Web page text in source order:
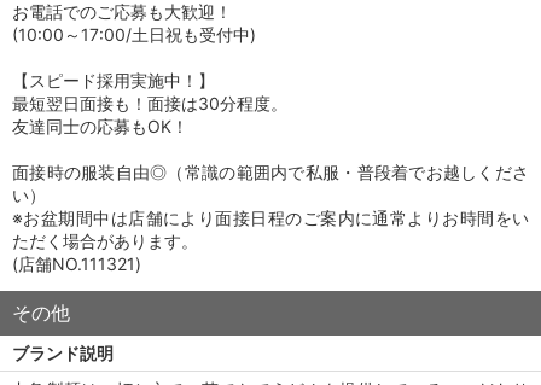
お電話でのご応募も大歓迎！
(10:00～17:00/土日祝も受付中)
【スピード採用実施中！】
最短翌日面接も！面接は30分程度。
友達同士の応募もOK！
面接時の服装自由◎（常識の範囲内で私服・普段着でお越しくださ
い）
※お盆期間中は店舗により面接日程のご案内に通常よりお時間をい
ただく場合があります。
(店舗NO.111321)
その他
ブランド説明